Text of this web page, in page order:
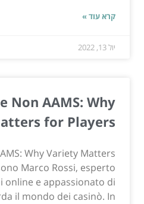
קרא עוד »
יול 13, 2022
Non AAMS: Why
for Players
Why Variety Matters
Marco Rossi, esperto
online e appassionato di
il mondo dei casinò. In...